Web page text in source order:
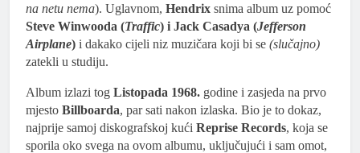
na netu nema). Uglavnom, Hendrix snima album uz pomoć
Steve Winwooda (Traffic) i Jack Casadya (Jefferson
Airplane) i dakako cijeli niz muzičara koji bi se (slučajno)
zatekli u studiju.
Album izlazi tog Listopada 1968. godine i zasjeda na prvo
mjesto Billboarda, par sati nakon izlaska. Bio je to dokaz,
najprije samoj diskografskoj kući Reprise Records, koja se
sporila oko svega na ovom albumu, uključujući i sam omot,